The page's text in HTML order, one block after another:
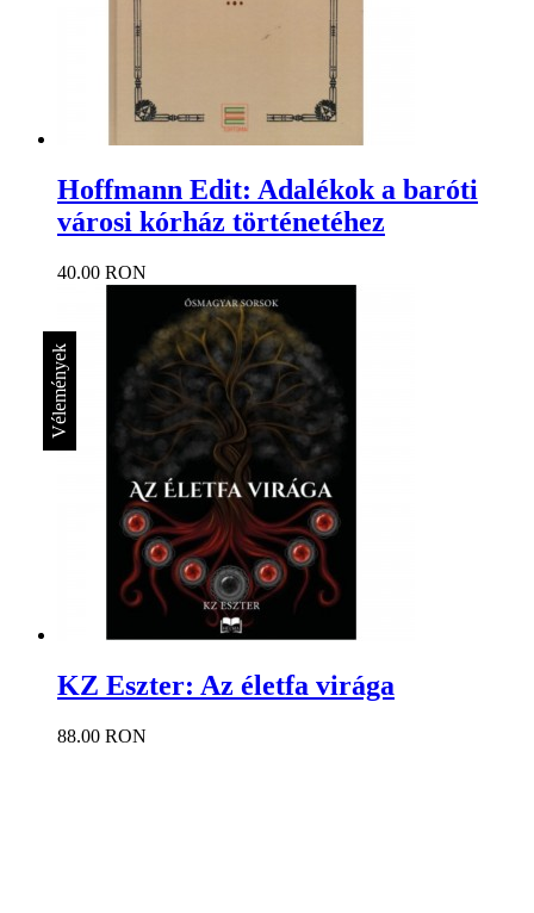
Hoffmann Edit: Adalékok a baróti
városi kórház történetéhez
40.00 RON
KZ Eszter: Az életfa virága
88.00 RON
Vélemények